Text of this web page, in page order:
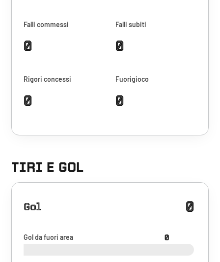
Falli commessi
0
Falli subiti
0
Rigori concessi
0
Fuorigioco
0
TIRI E GOL
Gol 0
Gol da fuori area 0